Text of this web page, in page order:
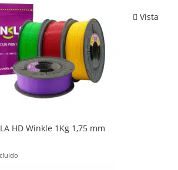
Vista
HD Winkle 1Kg 1,75 mm